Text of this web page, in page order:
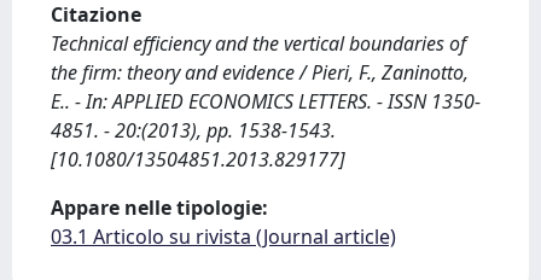
Citazione
Technical efficiency and the vertical boundaries of
the firm: theory and evidence / Pieri, F., Zaninotto,
E.. - In: APPLIED ECONOMICS LETTERS. - ISSN 1350-
4851. - 20:(2013), pp. 1538-1543.
[10.1080/13504851.2013.829177]
Appare nelle tipologie:
03.1 Articolo su rivista (Journal article)